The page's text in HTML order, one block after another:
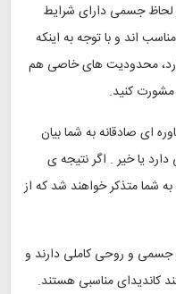
لحاظ جسمی دارای شرایط
اند و با توجه به اینکه
محدودیت های خاصی هم
مشورت کنید.
ای صادقانه به شما بیان
یا خیر . اگر نتیجه ی
شما متذکر خواهند شد که از
18 سال که سلامت جسمی و روحی کاملی دارند و
کاندیدای مناسبی هستند.